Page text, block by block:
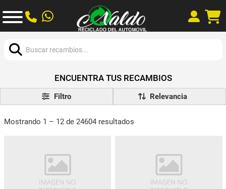
ENCUENTRA TUS RECAMBIOS
Filtro
Mostrando 1 – 12 de 24604 resultados